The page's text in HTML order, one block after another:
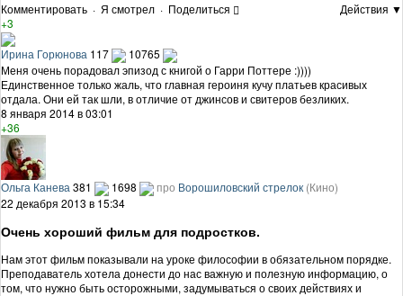
Комментировать · Я смотрел · Поделиться
Действия ▼
+3
Ирина Горюнова 117
10765
Меня очень порадовал эпизод с книгой о Гарри Поттере :))))
Единственное только жаль, что главная героиня кучу платьев красивых
отдала. Они ей так шли, в отличие от джинсов и свитеров безликих.
8 января 2014 в 03:01
+36
Ольга Канева 381 1698 про Ворошиловский стрелок (Кино)
22 декабря 2013 в 15:34
Очень хороший фильм для подростков.
Нам этот фильм показывали на уроке философии в обязательном порядке.
Преподаватель хотела донести до нас важную и полезную информацию, о
том, что нужно быть осторожными, задумываться о своих действиях и